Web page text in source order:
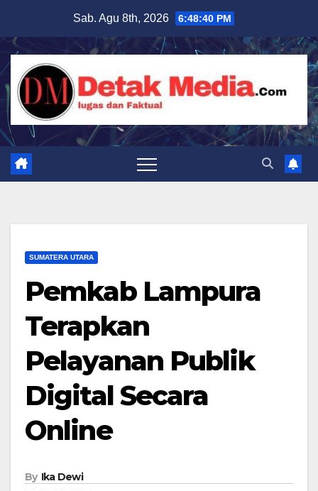
content
Sab. Agu 8th, 2026 6:48:41 PM
SUMATERA UTARA
Pemkab Lampura
Terapkan
Pelayanan Publik
Digital Secara
Online
By Ika Dewi